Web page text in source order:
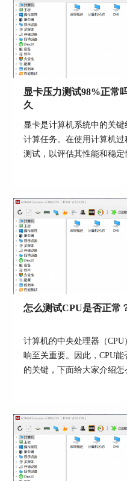
由于笔者使用的核显
CPU各个核心的温度就
核心温度不超过85摄氏
明GPU运行稳定。
图3 GPU
对于使用独立显卡的
—温度中查看显卡温度
力测试15-30分钟，显
明独立显卡稳定性良好。
图4 查看
二、AIDA64测试显卡性
AIDA64测试显卡性能是
显卡压力测试98%正常
久
显卡是计算机系统中的关
计算任务。在使用计算机
测试，以评估其性能和稳定
测试98%正常吗，显卡压
怎么测试CPU是否正常
计算机的中央处理器（
响至关重要。因此，CPU
的关键，下面给大家介绍